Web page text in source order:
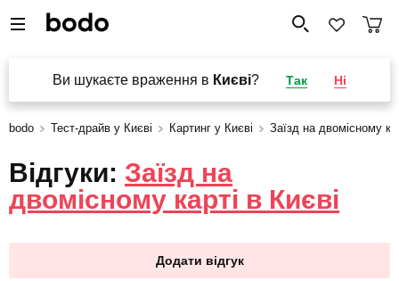
Ви шукаєте враження в Києві? Так Ні
bodo Тест-драйв у Києві Картинг у Києві Заїзд на двомісному
Відгуки: Заїзд на
двомісному карті в Києві
Додати відгук